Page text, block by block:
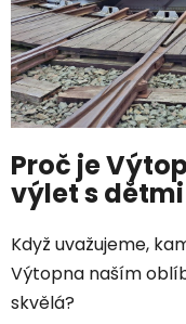
Proč je
výlet s dětmi
Když uvažujeme,
Výtopna naším
skvělá?